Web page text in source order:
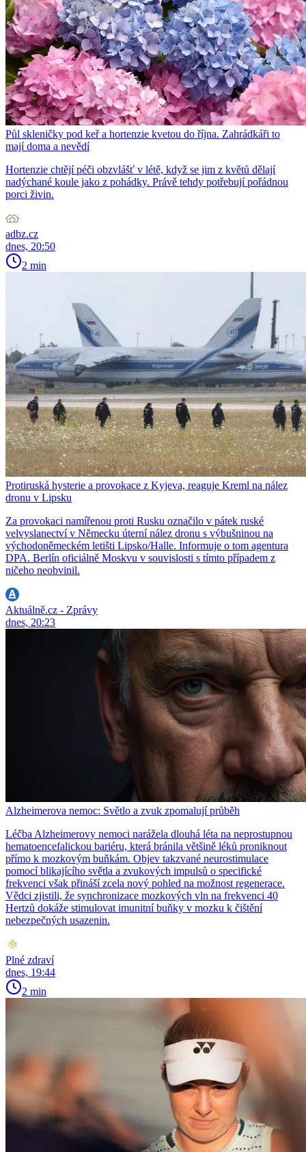
Půl skleničky pod keř a hortenzie kvetou do října. Zahrádkáři to
mají doma a nevědí
Hortenzie chtějí péči obzvlášť v létě, když se jim z květů dělají
nadýchané koule jako z pohádky. Právě tehdy potřebují pořádnou
porci živin.
adbz.cz
dnes, 20:50
2 min
Protiruská hysterie a provokace z Kyjeva, reaguje Kreml na nález
dronu v Lipsku
Za provokaci namířenou proti Rusku označilo v pátek ruské
velvyslanectví v Německu úterní nález dronu s výbušninou na
východoněmeckém letišti Lipsko/Halle. Informuje o tom agentura
DPA. Berlín oficiálně Moskvu v souvislosti s tímto případem z
ničeho neobvinil.
Aktuálně.cz - Zprávy
dnes, 20:23
Alzheimerova nemoc: Světlo a zvuk zpomalují průběh
Léčba Alzheimerovy nemoci narážela dlouhá léta na neprostupnou
hematoencefalickou bariéru, která bránila většině léků proniknout
přímo k mozkovým buňkám. Objev takzvané neurostimulace
pomocí blikajícího světla a zvukových impulsů o specifické
frekvenci však přináší zcela nový pohled na možnost regenerace.
Vědci zjistili, že synchronizace mozkových vln na frekvenci 40
Hertzů dokáže stimulovat imunitní buňky v mozku k čištění
nebezpečných usazenin.
Plné zdraví
dnes, 19:44
2 min